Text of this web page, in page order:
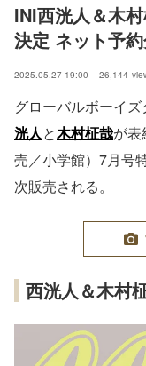
INI西洸人＆木
決定 ネット予
2025.05.27 19:00 26,144
グローバルボーイズ
洸人と木村柾哉が
売／小学館）7月号
次販売される。
西洸人＆木村